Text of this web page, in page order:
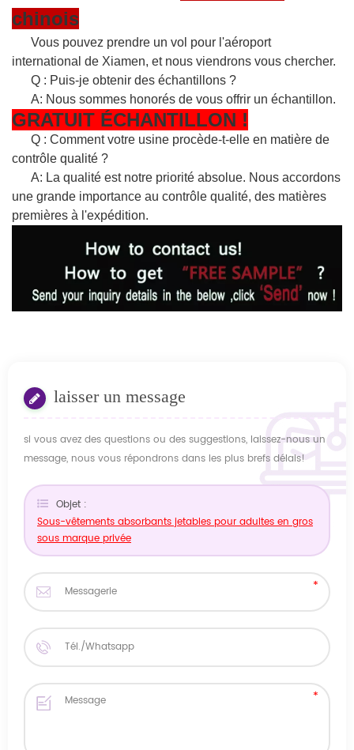
chinois
Vous pouvez prendre un vol pour l'aéroport
international de Xiamen, et nous viendrons vous chercher.
Q : Puis-je obtenir des échantillons ?
A: Nous sommes honorés de vous offrir un échantillon.
GRATUIT ÉCHANTILLON !
Q : Comment votre usine procède-t-elle en matière de
contrôle qualité ?
A: La qualité est notre priorité absolue. Nous accordons
une grande importance au contrôle qualité, des matières
premières à l'expédition.
laisser un message
si vous avez des questions ou des suggestions, laissez-nous un
message, nous vous répondrons dans les plus brefs délais!
Objet :
Sous-vêtements absorbants jetables pour adultes en gros
sous marque privée